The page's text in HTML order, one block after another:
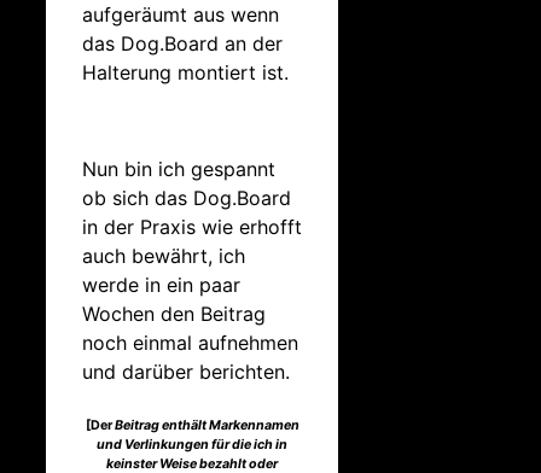
aufgeräumt aus wenn
das Dog.Board an der
Halterung montiert ist.
Nun bin ich gespannt
ob sich das Dog.Board
in der Praxis wie erhofft
auch bewährt, ich
werde in ein paar
Wochen den Beitrag
noch einmal aufnehmen
und darüber berichten.
[DerBeitrag enthält Markennamen
und Verlinkungen für die ich in
keinster Weise bezahlt oder